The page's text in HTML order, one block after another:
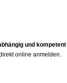
und kompetent
online anmelden.